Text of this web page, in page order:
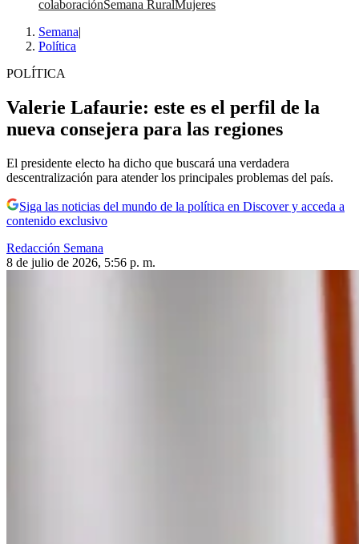
colaboraciónSemana RuralMujeres
Semana|
Política
POLÍTICA
Valerie Lafaurie: este es el perfil de la
nueva consejera para las regiones
El presidente electo ha dicho que buscará una verdadera
descentralización para atender los principales problemas del país.
Siga las noticias del mundo de la política en Discover y acceda a
contenido exclusivo
Redacción Semana
8 de julio de 2026, 5:56 p. m.